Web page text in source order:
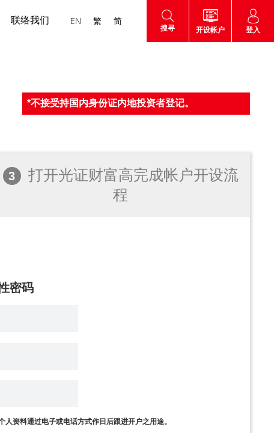
认股证
联络我们 EN 繁 简
搜寻 开设帐户 登入
*不接受持国内身份证内地投资者登记。
3
打开光证财富高完成帐户开设流
程
密码
资料通过电子或电话方式作日后跟进开户之用途。